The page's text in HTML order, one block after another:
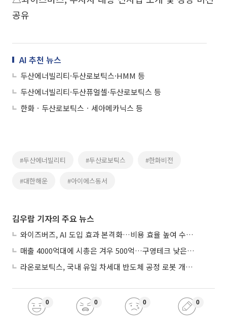
공유
AI 추천 뉴스
두산에너빌리티·두산로보틱스·HMM 등
두산에너빌리티·두산퓨얼셀·두산로보틱스 등
한화ㆍ두산로보틱스ㆍ세아메카닉스 등
#두산에너빌리티 #두산로보틱스 #한화비전
#대한해운 #아이에스동서
김우람 기자의 주요 뉴스
와이즈버즈, AI 도입 효과 본격화…비용 효율 높여 수익성 개선
매출 4000억대에 시총은 겨우 500억…구영테크 낮은 몸값에 저가 승계 마무리
라온로보틱스, 국내 유일 차세대 반도체 공정 로봇 개발 ‘고객사 테스트 진행’
0 0 0 0